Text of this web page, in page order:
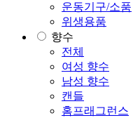
운동기구/소품
위생용품
향수
전체
여성 향수
남성 향수
캔들
홈프래그런스